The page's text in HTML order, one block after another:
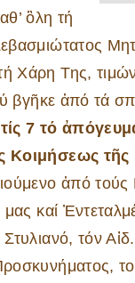
ὃλη τή
Χάρη Της,
βγῆκε ἀπό τά
7 τό
Κοιμήσεως τῆς
ἀπό τούς
καί
τόν